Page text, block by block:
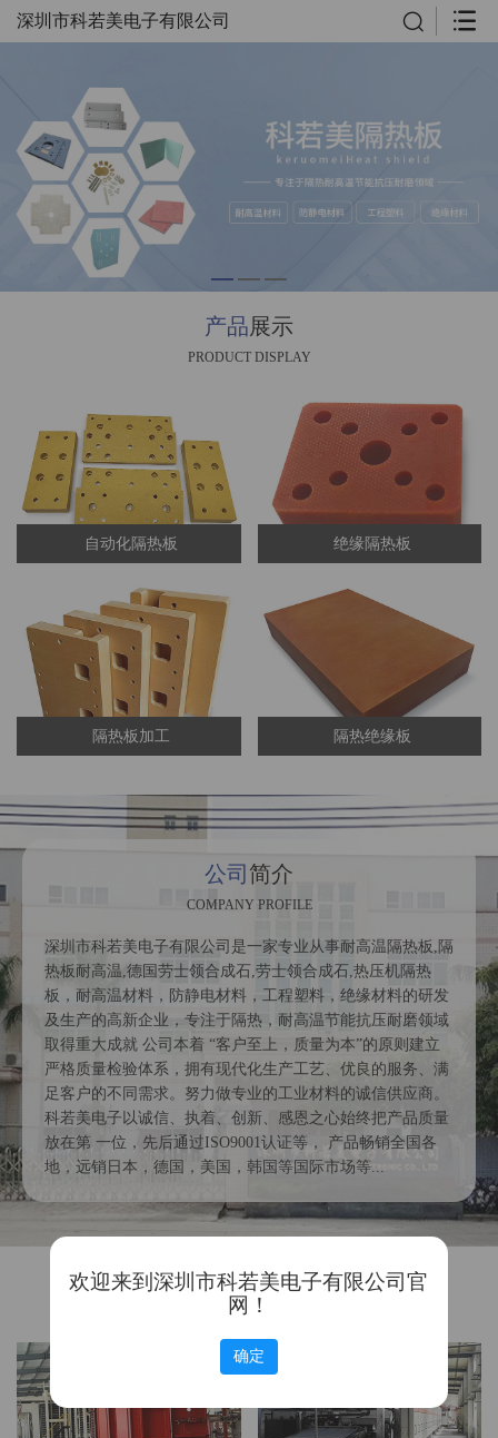
深圳市科若美电子有限公司
产品展示
PRODUCT DISPLAY
自动化隔热板 绝缘隔热板
隔热板加工 隔热绝缘板
公司 简介
COMPANY PROFILE
深圳市科若美电子有限公司是一家专业从事耐高温隔热板,隔
热板耐高温,德国劳士领合成石,劳士领合成石,热压机隔热
板，耐高温材料，防静电材料，工程塑料，绝缘材料的研发
及生产的高新企业，专注于隔热，耐高温节能抗压耐磨领域
取得重大成就 公司本着 “客户至上，质量为本”的原则建立
严格质量检验体系，拥有现代化生产工艺、优良的服务、满
足客户的不同需求。努力做专业的工业材料的诚信供应商。
科若美电子以诚信、执着、创新、感恩之心始终把产品质量
放在第 一位，先后通过ISO9001认证等， 产品畅销全国各
地，远销日本，德国，美国，韩国等国际市场等...
工程案例
ENGINEERING CASE
欢迎来到深圳市科若美电子有限公司官
网！
确定